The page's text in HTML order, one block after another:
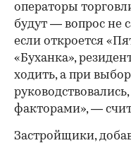
операторы
будут — вопрос не
если откроется
«Буханка»,
ходить, а при
факторами», —
Застройщики,